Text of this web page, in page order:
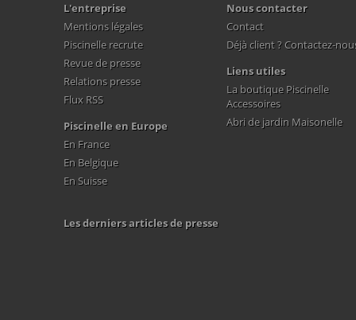
L'entreprise
Mentions légales
Piscinelle recrute
Revue de presse
Relations presse
Flux RSS
Piscinelle en Europe
En France
En Belgique
En Suisse
Nous contacter
Contact
Déjà client ? Contactez-
Liens utiles
La boutique Piscinelle
Accessoires
Abri de jardin Maisonelle
Les derniers articles de presse